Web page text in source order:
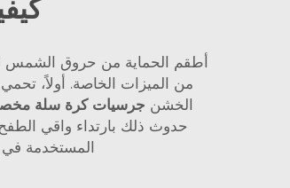
أطقم الحماية من حروق الشمس
من الميزات الخاصة. أولاً،
الخشن جرسيات كرة سلة
حدوث ذلك بارتداء واقي
المستخدمة في